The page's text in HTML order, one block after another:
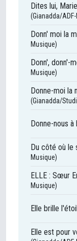
Dites lui,
(Gianadda/
Donn' moi la
Musique)
Donn', donn'-
Musique)
Donne-moi la
(Gianadda/
Donne-nous à
Du côté où le
Musique)
ELLE : Sœur
Musique)
Elle brille
Elle est pour